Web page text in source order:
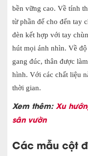
bền vững cao. Về tính
từ phần đế cho đến tay
đèn kết hợp với tay
hút mọi ánh nhìn. Về
gang đúc, thân được
hình. Với các chất liệu
thời gian.
Xem thêm: Xu
sân vườn
Các mẫu cột